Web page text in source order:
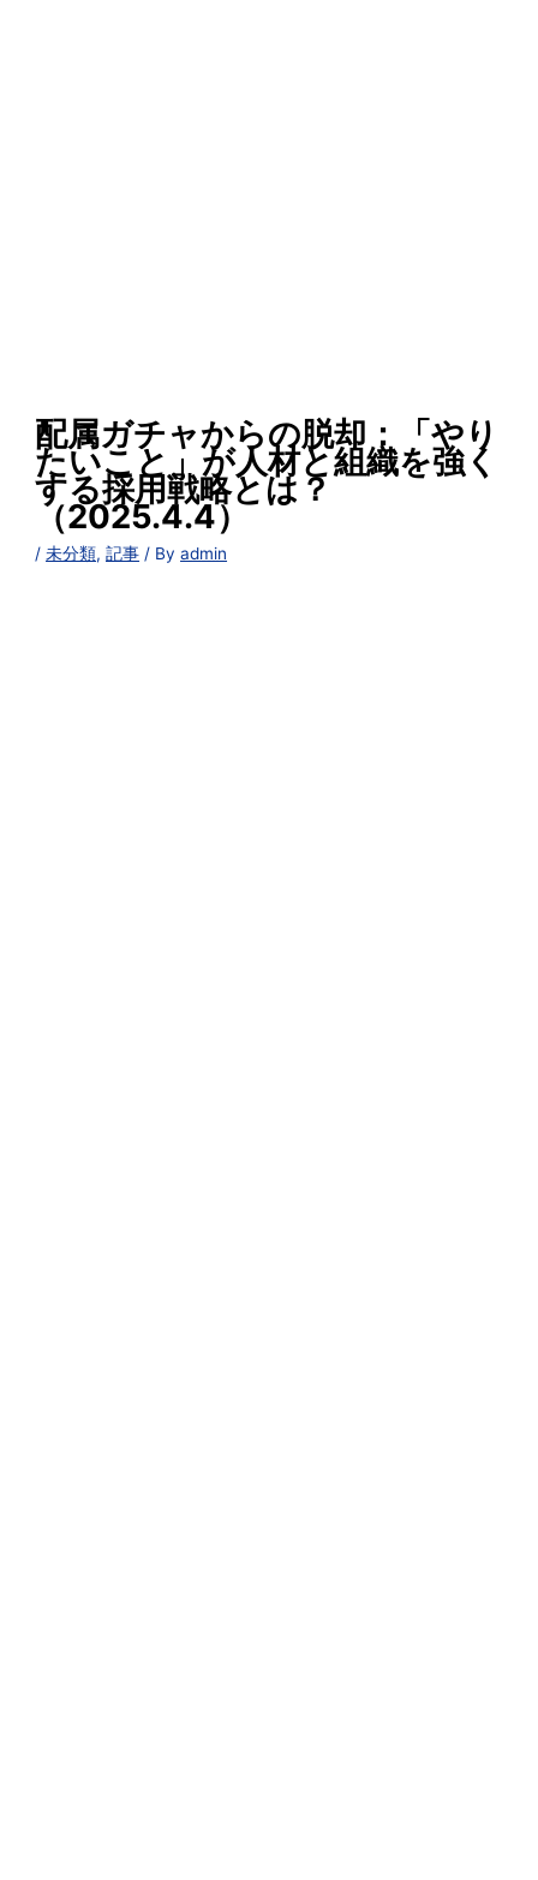
配属ガチャからの脱却：「やり
たいこと」が人材と組織を強く
する採用戦略とは？
（2025.4.4）
/未分類,記事 / Byadmin